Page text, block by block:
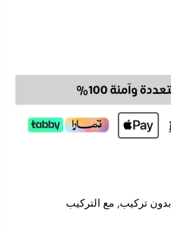
بدون تركيب, مع التركيب